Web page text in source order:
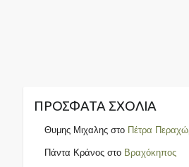
ΠΡΌΣΦΑΤΑ ΣΧΌΛΙΑ
Θυμης Μιχαληςστο Πέτρα
Πάντα Κράνοςστο Βραχόκηπος